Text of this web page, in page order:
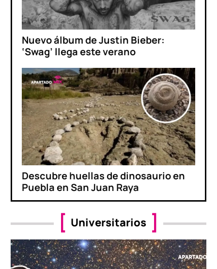
Nuevo álbum de Justin Bieber:
‘Swag’ llega este verano
Descubre huellas de dinosaurio en
Puebla en San Juan Raya
Universitarios